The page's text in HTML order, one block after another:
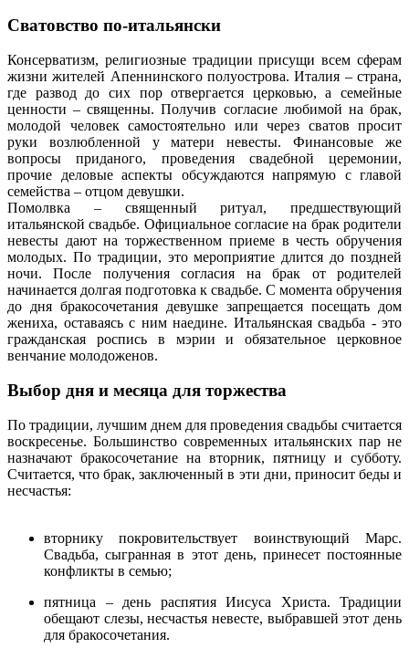
Сватовство по-итальянски
Консерватизм, религиозные традиции присущи всем сферам
жизни жителей Апеннинского полуострова. Италия – страна,
где развод до сих пор отвергается церковью, а семейные
ценности – священны. Получив согласие любимой на брак,
молодой человек самостоятельно или через сватов просит
руки возлюбленной у матери невесты. Финансовые же
вопросы приданого, проведения свадебной церемонии,
прочие деловые аспекты обсуждаются напрямую с главой
семейства – отцом девушки.
Помолвка – священный ритуал, предшествующий
итальянской свадьбе. Официальное согласие на брак родители
невесты дают на торжественном приеме в честь обручения
молодых. По традиции, это мероприятие длится до поздней
ночи. После получения согласия на брак от родителей
начинается долгая подготовка к свадьбе. С момента обручения
до дня бракосочетания девушке запрещается посещать дом
жениха, оставаясь с ним наедине. Итальянская свадьба - это
гражданская роспись в мэрии и обязательное церковное
венчание молодоженов.
Выбор дня и месяца для торжества
По традиции, лучшим днем для проведения свадьбы считается
воскресенье. Большинство современных итальянских пар не
назначают бракосочетание на вторник, пятницу и субботу.
Считается, что брак, заключенный в эти дни, приносит беды и
несчастья:
вторнику покровительствует воинствующий Марс.
Свадьба, сыгранная в этот день, принесет постоянные
конфликты в семью;
пятница – день распятия Иисуса Христа. Традиции
обещают слезы, несчастья невесте, выбравшей этот день
для бракосочетания.